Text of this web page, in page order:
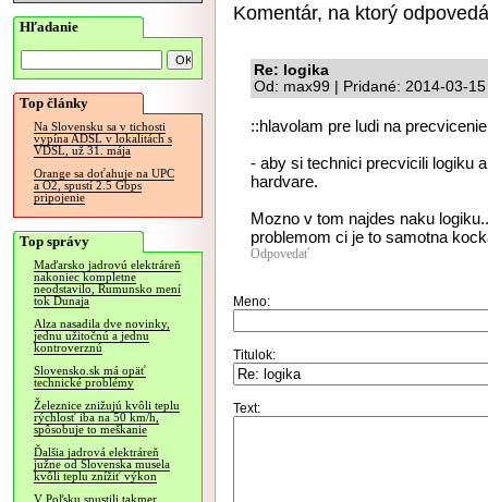
Hľadanie
Top články
Na Slovensku sa v tichosti
vypína ADSL v lokalitách s
VDSL, už 31. mája
Orange sa doťahuje na UPC
a O2, spustí 2.5 Gbps
pripojenie
Top správy
Maďarsko jadrovú elektráreň
nakoniec kompletne
neodstavilo, Rumunsko mení
tok Dunaja
Alza nasadila dve novinky,
jednu užitočnú a jednu
kontroverznú
Slovensko.sk má opäť
technické problémy
Železnice znižujú kvôli teplu
rýchlosť iba na 50 km/h,
spôsobuje to meškanie
Ďalšia jadrová elektráreň
južne od Slovenska musela
kvôli teplu znížiť výkon
V Poľsku spustili takmer
Komentár, na ktorý
Re: logika
Od: max99 | Pridané: 2014-03-
::hlavolam pre ludi na
- aby si technici precvicili logiku
hardvare.
Mozno v tom najdes naku
problemom ci je to samotna
Odpovedať
Meno:
Titulok:
Text: